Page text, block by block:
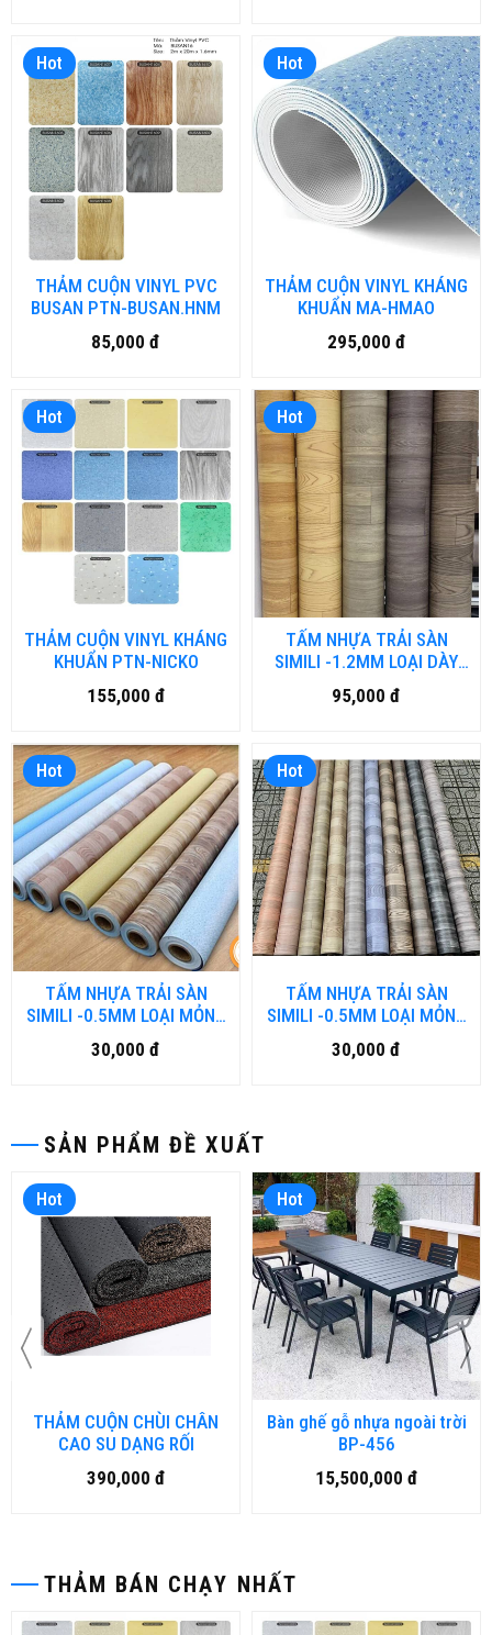
SẢN PHẨM ĐỀ XUẤT
Hot
THẢM CUỘN CHÙI CHÂN
CAO SU DẠNG RỐI
390,000 đ
Hot
Bàn ghế gỗ nhựa ngoài trời
BP-456
15,500,000 đ
THẢM BÁN CHẠY NHẤT
Hot
THẢM CUỘN VINYL PVC
BUSAN PTN-BUSAN.HNM
85,000 đ
Hot
THẢM CUỘN VINYL KHÁNG
KHUẨN MA-HMAO
295,000 đ
Hot
THẢM CUỘN VINYL KHÁNG
KHUẨN PTN-NICKO
155,000 đ
Hot
TẤM NHỰA TRẢI SÀN
SIMILI -1.2MM LOẠI DÀY
VN-DN
95,000 đ
Hot
TẤM NHỰA TRẢI SÀN
SIMILI -0.5MM LOẠI MỎNG
VN.DN
30,000 đ
Hot
TẤM NHỰA TRẢI SÀN
SIMILI -0.5MM LOẠI MỎNG
VN-HN
30,000 đ